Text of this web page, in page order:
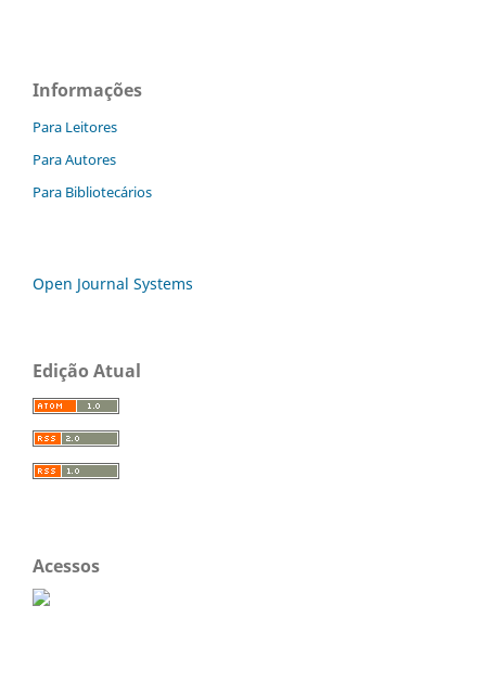
Informações
Para Leitores
Para Autores
Para Bibliotecários
Open Journal Systems
Edição Atual
Acessos